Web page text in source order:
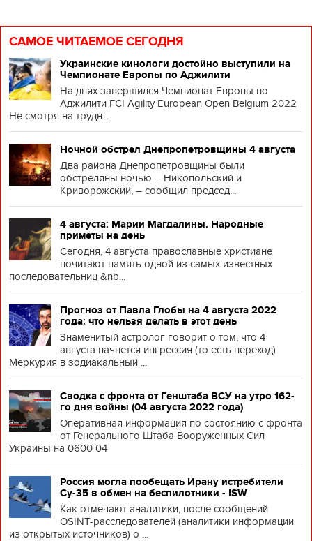
САМОЕ ЧИТАЕМОЕ СЕГОДНЯ
Украинские кинологи достойно выступили на
Чемпионате Европы по Аджилити
На днях завершился Чемпионат Европы по
Аджилити FCI Agility European Open Belgium 2022
Не смотря на трудн...
Ночной обстрел Днепропетровщины 4 августа
Два района Днепропетровщины были
обстреляны ночью – Никопольский и
Криворожский, – сообщил председ...
4 августа: Марии Магдалины. Народные
приметы на день
Сегодня, 4 августа православные христиане
почитают память одной из самых известных
последовательниц &nb...
Прогноз от Павла Глобы на 4 августа 2022
года: что нельзя делать в этот день
Знаменитый астролог говорит о том, что 4
августа начнется ингрессия (то есть переход)
Меркурия в зодиакальный ...
Сводка с фронта от Генштаба ВСУ на утро 162-
го дня войны (04 августа 2022 года)
Оперативная информация по состоянию с фронта
от Генерального Штаба Вооруженных Сил
Украины на 0600 04
Россия могла пообещать Ирану истребители
Су-35 в обмен на беспилотники - ISW
Как отмечают аналитики, после сообщений
OSINT-расследователей (аналитики информации
из открытых источников) о ...